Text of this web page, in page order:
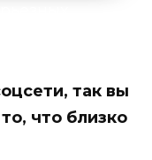
так вы
что близко